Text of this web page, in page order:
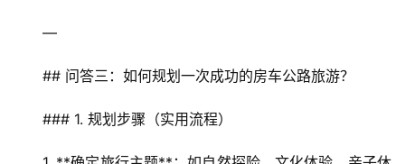
—
## 问答三：如何规划一次成功的房车公路旅游？
### 1. 规划步骤（实用流程）